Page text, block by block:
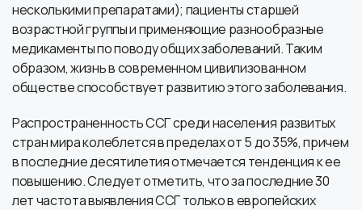
несколькими препаратами); пациенты старшей
возрастной группы и применяющие разнообразные
медикаменты по поводу общих заболеваний. Таким
образом, жизнь в современном цивилизованном
обществе способствует развитию этого заболевания.
Распространенность ССГ среди населения развитых
стран мира колеблется в пределах от 5 до 35%, причем
в последние десятилетия отмечается тенденция к ее
повышению. Следует отметить, что за последние 30
лет частота выявления ССГ только в европейских